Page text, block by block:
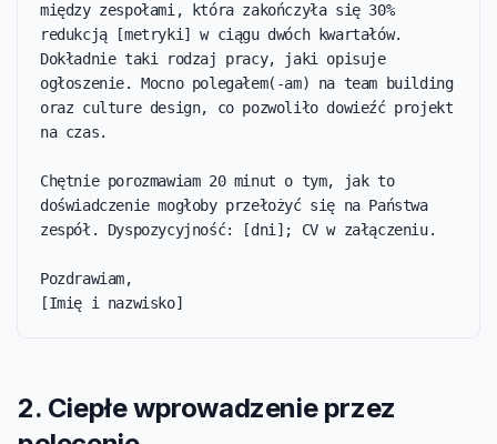
między zespołami, która zakończyła się 30%
redukcją [metryki] w ciągu dwóch kwartałów.
Dokładnie taki rodzaj pracy, jaki opisuje
ogłoszenie. Mocno polegałem(-am) na team building
oraz culture design, co pozwoliło dowieźć projekt
na czas.
Chętnie porozmawiam 20 minut o tym, jak to
doświadczenie mogłoby przełożyć się na Państwa
zespół. Dyspozycyjność: [dni]; CV w załączeniu.
Pozdrawiam,
[Imię i nazwisko]
2. Ciepłe wprowadzenie przez